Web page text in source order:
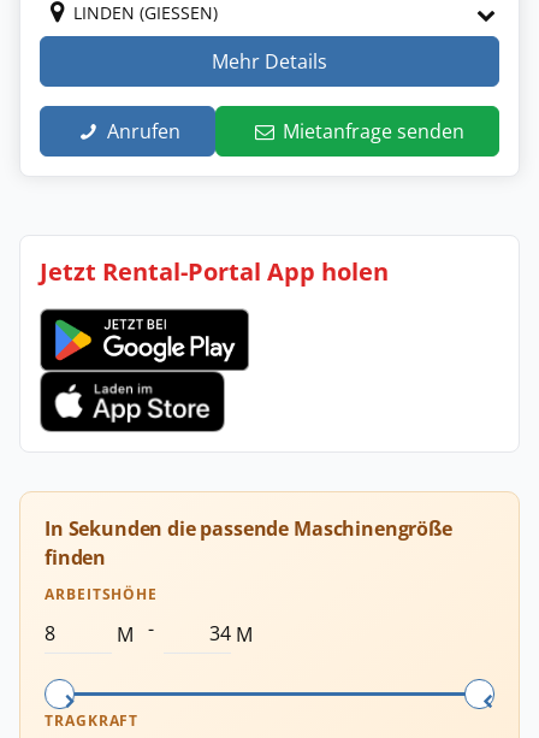
LINDEN (GIESSEN)
Mehr Details
Anrufen Mietanfrage senden
Jetzt Rental-Portal App holen
In Sekunden die passende Maschinengröße
finden
ARBEITSHÖHE
M - M
TRAGKRAFT